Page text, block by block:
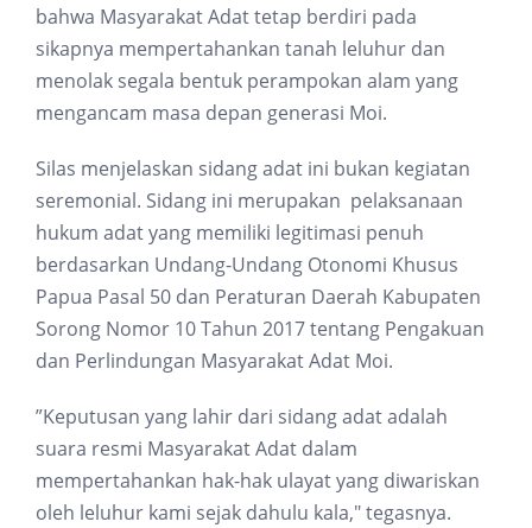
bahwa Masyarakat Adat tetap berdiri pada
sikapnya mempertahankan tanah leluhur dan
menolak segala bentuk perampokan alam yang
mengancam masa depan generasi Moi.
Silas menjelaskan sidang adat ini bukan kegiatan
seremonial. Sidang ini merupakan pelaksanaan
hukum adat yang memiliki legitimasi penuh
berdasarkan Undang-Undang Otonomi Khusus
Papua Pasal 50 dan Peraturan Daerah Kabupaten
Sorong Nomor 10 Tahun 2017 tentang Pengakuan
dan Perlindungan Masyarakat Adat Moi.
”Keputusan yang lahir dari sidang adat adalah
suara resmi Masyarakat Adat dalam
mempertahankan hak-hak ulayat yang diwariskan
oleh leluhur kami sejak dahulu kala," tegasnya.